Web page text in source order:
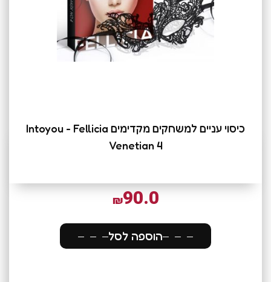
כיסוי עניים למשחקים מקדימים Intoyou - Fellicia
Venetian 4
₪90.0
הוספה לסל